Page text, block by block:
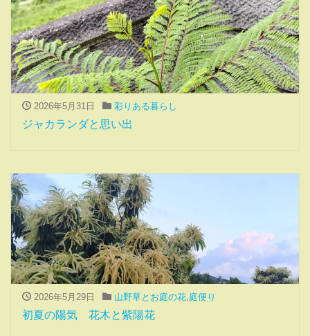
2026年5月31日 彩りある暮らし
ジャカランダと思い出
2026年5月29日 山野草とお庭の花, 庭便り
初夏の陽気 花木と紫陽花